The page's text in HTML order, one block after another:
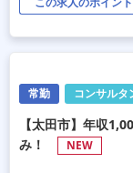
常勤 コンサルタ
【太田市】年収
み！
NEW